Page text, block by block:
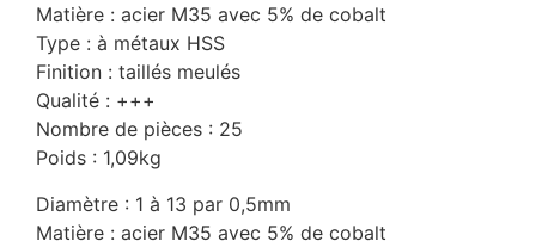
Matière : acier M35 avec 5% de cobalt
Type : à métaux HSS
Finition : taillés meulés
Qualité : +++
Nombre de pièces : 25
Poids : 1,09kg
Diamètre : 1 à 13 par 0,5mm
Matière : acier M35 avec 5% de cobalt